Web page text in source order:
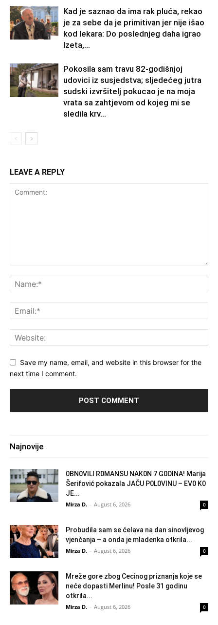
Kad je saznao da ima rak pluća, rekao
je za sebe da je primitivan jer nije išao
kod lekara: Do poslednjeg daha igrao
Izeta,...
Pokosila sam travu 82-godišnjoj
udovici iz susjedstva; sljedećeg jutra
sudski izvršitelj pokucao je na moja
vrata sa zahtjevom od kojeg mi se
sledila krv...
LEAVE A REPLY
Save my name, email, and website in this browser for the
next time I comment.
Najnovije
0BN0VlLl R0MANSU NAK0N 7 G0DlNA! Marija
Šerifović pokazala JAČU P0L0VINU – EV0 K0
JE...
Mirza D. - August 6, 2026 0
Probudila sam se ćelava na dan sinovljevog
vjenčanja – a onda je mladenka otkrila...
Mirza D. - August 6, 2026 0
Mreže gore zbog Cecinog priznanja koje se
neće dopasti Merlinu! Posle 31 godinu
otkrila...
Mirza D. - August 6, 2026 0